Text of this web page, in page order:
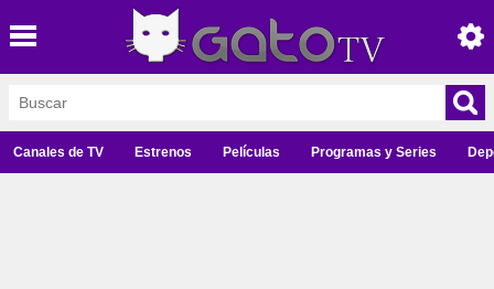
Canales de TV Estrenos Películas Programas y Series